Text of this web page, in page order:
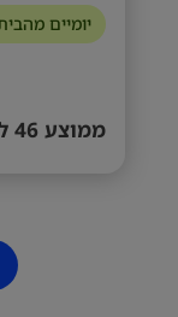
יומיים
ממוצע 46 לשעה